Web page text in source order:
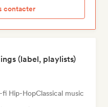
contacter
(label, playlists)
fi Hip-HopClassical music